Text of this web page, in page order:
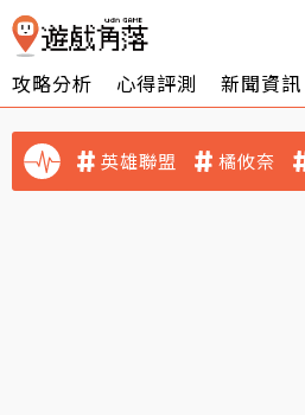
攻略分析 心得評測 新聞資訊
英雄聯盟 橘攸奈